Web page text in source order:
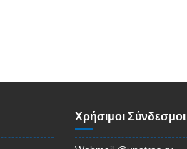
Χρήσιμοι Σύνδεσμοι